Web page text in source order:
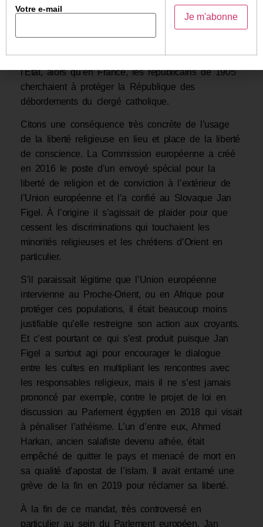
séparation de la religion du gouvernement » (et non
pas la séparation des religions et de l’État )
[3]
.
doivent être protégées des agissements abusifs de
l’État, alors qu’en France, les républicains de 1905
cherchaient à protéger la République des
débordements du clergé catholique.
Citons une conséquence très concrète de l’usage
de la liberté religieuse en lieu et place de la liberté
de conscience. La Commission européenne a créé
en 2016 le poste d’un envoyé spécial pour la
liberté de religion et de conviction à l’extérieur de
l’Union européenne et l’a confié au Slovaque Jan
Figel. À l’origine il s’agissait de plaider pour que
cessent les discriminations qui touchaient les
minorités religieuses et les chrétiens d’Orient en
particulier.
S’il paraissait légitime que l’Union européenne
intervienne au Proche-Orient, ou en Afrique pour
protéger ces populations, il était beaucoup moins
justifiable qu’elle restreigne son action aux croyants.
Et c’est pourtant ce qui s’est produit puisque Jan
Figel a surtout agi pour encourager le dialogue
entre les cultes en multipliant les rencontres avec
les responsables religieux, mais il ne s’est jamais
prononcé par exemple, contre le projet de loi en
discussion au Parlement égyptien en 2018 qui visait
à pénaliser l’athéisme. L’un d’entre eux, Ahmed
Harkan, ancien salafiste devenu athée, était
empêché de quitter le pays et menacé de mort en
sa qualité d’apostat de l’islam. Il avait entamé une
grève de la fin en 2019 pour réclamer sa liberté.
À la fin de ce mandat, très controversé en
particulier au sein du Parlement européen, Jan
Votre e-mail